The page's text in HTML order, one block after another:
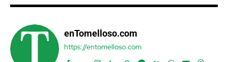
enTomelloso.com
https://entomelloso.com